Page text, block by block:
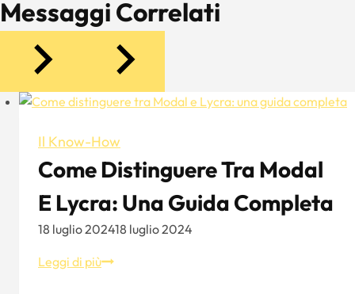
Messaggi Correlati
Il Know-How
Come Distinguere Tra Modal
E Lycra: Una Guida Completa
18 luglio 202418 luglio 2024
Leggi di piùCome